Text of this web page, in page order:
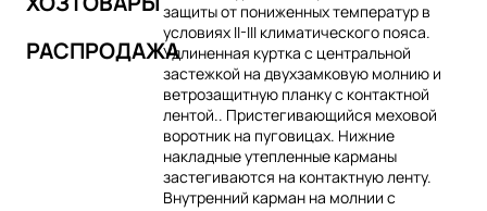
РАСПРОДАЖА
защиты от пониженных температур в
условиях II-III климатического пояса.
Удлиненная куртка с центральной
застежкой на двухзамковую молнию и
ветрозащитную планку с контактной
лентой.. Пристегивающийся меховой
воротник на пуговицах. Нижние
накладные утепленные карманы
застегиваются на контактную ленту.
Внутренний карман на молнии с